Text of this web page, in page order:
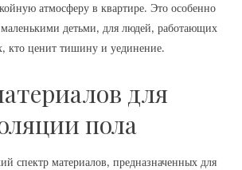
атмосферу в квартире. Это особенно
детьми‚ для людей‚ работающих
кто ценит тишину и уединение.
для
пола
спектр материалов‚ предназначенных для